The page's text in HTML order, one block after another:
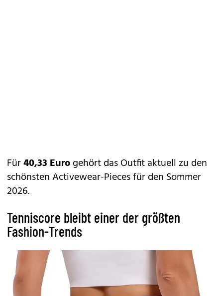
Für40,33 Eurogehört das Outfit aktuell zu den
schönsten Activewear-Pieces für den Sommer
2026.
Tenniscore bleibt einer der größten
Fashion-Trends